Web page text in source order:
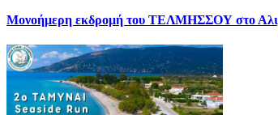
Μονοήμερη εκδρομή του ΤΕΛΜΗΣΣΟΥ στο